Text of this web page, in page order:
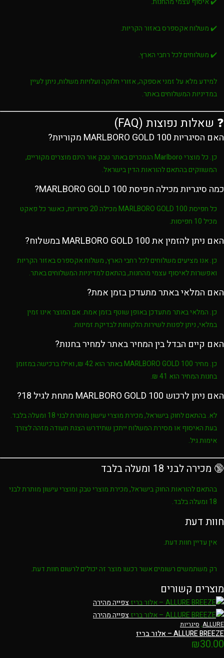
✔️ משלוח אקספרס באזור הקריות.
✔️ משלוחים לכל רחבי הארץ.
למידע מלא על זמני אספקה, אזורי חלוקה ועלויות משלוח, ניתן לעיין
במדיניות המשלוחים באתר.
❓ שאלות נפוצות (FAQ)
האם הסיגריות MARLBORO GOLD 100 מקוריות?
כן. כל מוצריMarlboroהנמכרים באתרטבק אורהינם מוצרים מקוריים,
המשווקים בהתאם להוראות הדין בישראל.
כמה סיגריות מכילה חפיסת MARLBORO GOLD 100?
כל חפיסתMARLBORO GOLD 100מכילה20 סיגריות
, כאשר כל פאקט
מכיל10 חפיסות .
האם ניתן להזמין את MARLBORO GOLD 100 במשלוח?
כן. אנו מציעים משלוחים לכל רחבי הארץ, משלוח אקספרס באזור הקריות
ואפשרות לאיסוף עצמי מהחנות, בהתאם למדיניות המשלוחים באתר.
האם המלאי באתר מתעדכן בזמן אמת?
כן. המלאי באתר מתעדכן באופן שוטף בזמן אמת. אם המוצר אינו זמין
במלאי, ניתן לפנות לשירות הלקוחות לבדיקת זמינות.
האם קיים הבדל בין המחיר באתר למחיר בחנות?
כן. מחירMARLBORO GOLD 100באתר הוא42 ₪
, ואילו ברכישה במזומן
בחנות המחיר הוא 41 ₪
.
האם ניתן לרכוש MARLBORO GOLD 100 מתחת לגיל 18?
לא. בהתאם לחוק בישראל, מכירת מוצרי עישון מותרת לבני18 ומעלה בלבד
.
בעת האיסוף או מסירת המשלוח ייתכן שתידרש הצגת תעודה מזהה לצורך
אימות גיל.
🔞 מכירה לבני 18 ומעלה בלבד
בהתאם להוראות החוק בישראל, מכירת מוצרי טבק ומוצרי עישון מותרת לבני
18 ומעלה בלבד
.
חוות דעת
אין עדיין חוות דעת.
רק משתמשים רשומים אשר רכשו מוצר זה יכולים לרשום חוות דעת.
מוצרים קשורים
צפייה מהירה
צפייה מהירה
ALLURE
, סיגריות
ALLURE BREEZE – אלור בריז
₪30.00